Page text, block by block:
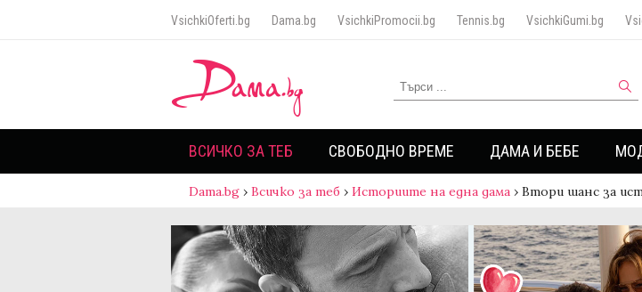
VsichkiOferti.bg Dama.bg VsichkiPromocii.bg Tennis.bg VsichkiGumi.bg
ВСИЧКО ЗА ТЕБ СВОБОДНО ВРЕМЕ ДАМА И БЕБЕ
Dama.bg › Всичко за теб › Историите на една дама › Втори шанс за